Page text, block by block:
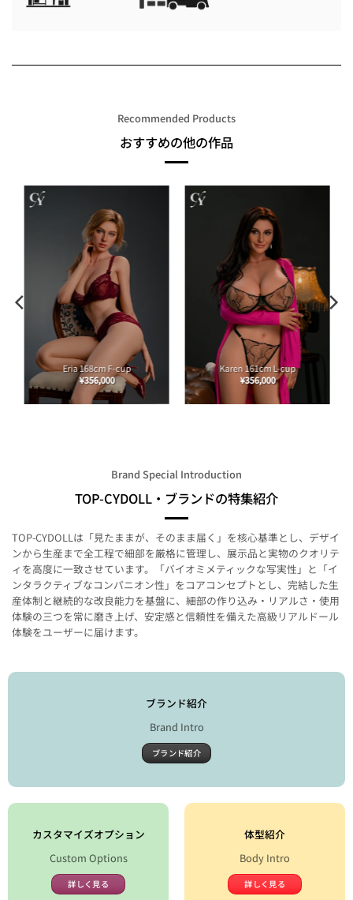
Recommended Products
おすすめの他の作品
Eria 168cm F-cup
¥356,000
Karen 161cm L-cup
¥356,000
Brand Special Introduction
TOP-CYDOLL・ブランドの特集紹介
TOP‑CYDOLLは「見たままが、そのまま届く」を核心基準とし、デザイ
ンから生産まで全工程で細部を厳格に管理し、展示品と実物のクオリテ
ィを高度に一致させています。「バイオミメティックな写実性」と「イ
ンタラクティブなコンパニオン性」をコアコンセプトとし、完結した生
産体制と継続的な改良能力を基盤に、細部の作り込み・リアルさ・使用
体験の三つを常に磨き上げ、安定感と信頼性を備えた高級リアルドール
体験をユーザーに届けます。
ブランド紹介
Brand Intro
ブランド紹介
カスタマイズオプション
Custom Options
詳しく見る
体型紹介
Body Intro
詳しく見る